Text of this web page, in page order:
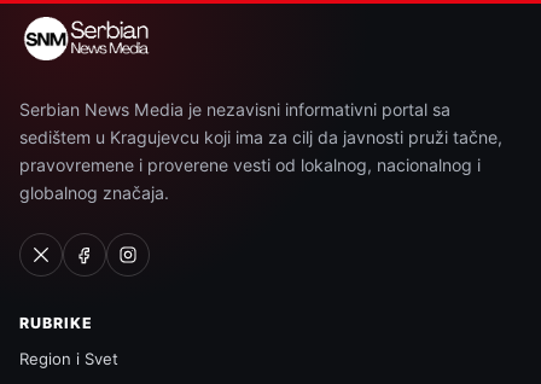
Serbian News Media je nezavisni informativni portal sa
sedištem u Kragujevcu koji ima za cilj da javnosti pruži tačne,
pravovremene i proverene vesti od lokalnog, nacionalnog i
globalnog značaja.
RUBRIKE
Region i Svet